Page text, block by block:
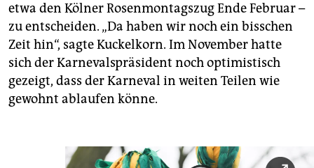
etwa den Kölner Rosenmontagszug Ende Februar –
zu entscheiden. „Da haben wir noch ein bisschen
Zeit hin“, sagte Kuckelkorn. Im November hatte
sich der Karnevalspräsident noch optimistisch
gezeigt, dass der Karneval in weiten Teilen wie
gewohnt ablaufen könne.